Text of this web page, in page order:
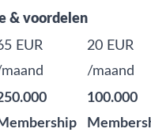
& voordelen
EUR
20 EUR
/maand
100.000